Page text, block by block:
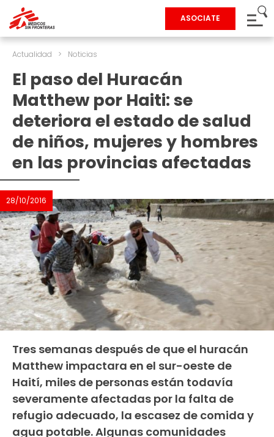
ASOCIATE
Actualidad > Noticias
El paso del Huracán
Matthew por Haiti: se
deteriora el estado de salud
de niños, mujeres y hombres
en las provincias afectadas
28/10/2016
Tres semanas después de que el huracán
Matthew impactara en el sur-oeste de
Haití, miles de personas están todavía
severamente afectadas por la falta de
refugio adecuado, la escasez de comida y
agua potable. Algunas comunidades